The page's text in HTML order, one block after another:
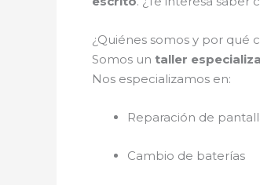
¿Quiénes somos y por qué
Somos un taller
Nos especializamos en:
Reparación de
Cambio de baterías